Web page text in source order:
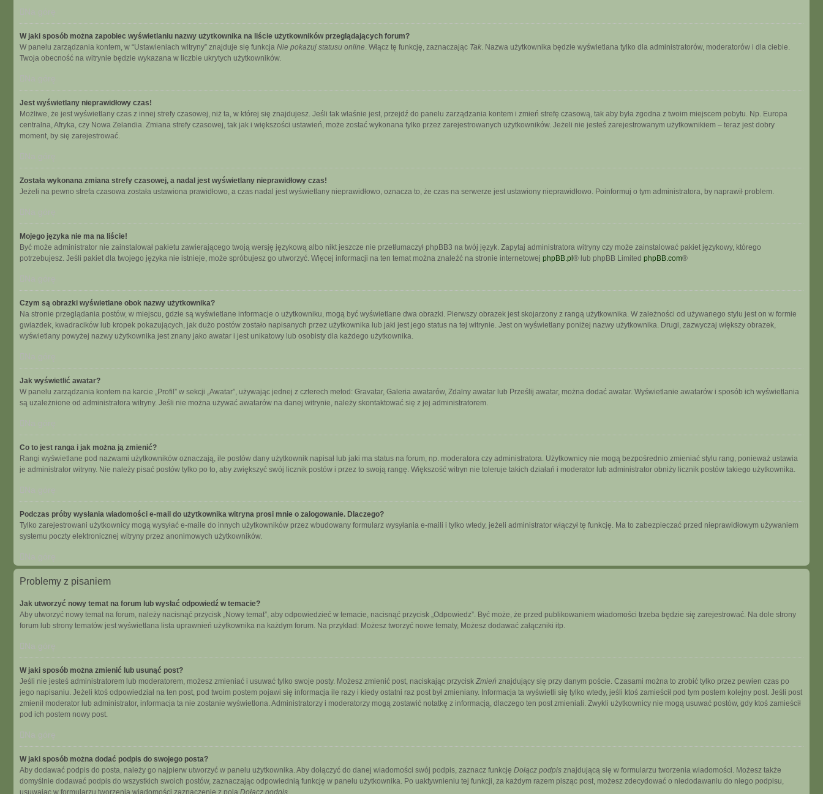
W jaki sposób można zapobiec wyświetlaniu nazwy użytkownika na liście użytkowników przeglądających forum?
W panelu zarządzania kontem, w “Ustawieniach witryny” znajduje się funkcja Nie pokazuj statusu online. Włącz tę funkcję, zaznaczając Tak. Nazwa użytkownika będzie wyświetlana tylko dla administratorów, moderatorów i dla ciebie.
Twoja obecność na witrynie będzie wykazana w liczbie ukrytych użytkowników.
Jest wyświetlany nieprawidłowy czas!
Możliwe, że jest wyświetlany czas z innej strefy czasowej, niż ta, w której się znajdujesz. Jeśli tak właśnie jest, przejdź do panelu zarządzania kontem i zmień strefę czasową, tak aby była zgodna z twoim miejscem pobytu. Np. Europa
centralna, Afryka, czy Nowa Zelandia. Zmiana strefy czasowej, tak jak i większości ustawień, może zostać wykonana tylko przez zarejestrowanych użytkowników. Jeżeli nie jesteś zarejestrowanym użytkownikiem – teraz jest dobry
moment, by się zarejestrować.
Została wykonana zmiana strefy czasowej, a nadal jest wyświetlany nieprawidłowy czas!
Jeżeli na pewno strefa czasowa została ustawiona prawidłowo, a czas nadal jest wyświetlany nieprawidłowo, oznacza to, że czas na serwerze jest ustawiony nieprawidłowo. Poinformuj o tym administratora, by naprawił problem.
Mojego języka nie ma na liście!
Być może administrator nie zainstalował pakietu zawierającego twoją wersję językową albo nikt jeszcze nie przetłumaczył phpBB3 na twój język. Zapytaj administratora witryny czy może zainstalować pakiet językowy, którego
potrzebujesz. Jeśli pakiet dla twojego języka nie istnieje, może spróbujesz go utworzyć. Więcej informacji na ten temat można znaleźć na stronie internetowej phpBB.pl ® lub phpBB Limited phpBB.com®
Czym są obrazki wyświetlane obok nazwy użytkownika?
Na stronie przeglądania postów, w miejscu, gdzie są wyświetlane informacje o użytkowniku, mogą być wyświetlane dwa obrazki. Pierwszy obrazek jest skojarzony z rangą użytkownika. W zależności od używanego stylu jest on w formie
gwiazdek, kwadracików lub kropek pokazujących, jak dużo postów zostało napisanych przez użytkownika lub jaki jest jego status na tej witrynie. Jest on wyświetlany poniżej nazwy użytkownika. Drugi, zazwyczaj większy obrazek,
wyświetlany powyżej nazwy użytkownika jest znany jako awatar i jest unikatowy lub osobisty dla każdego użytkownika.
Jak wyświetlić awatar?
W panelu zarządzania kontem na karcie „Profil” w sekcji „Awatar”, używając jednej z czterech metod: Gravatar, Galeria awatarów, Zdalny awatar lub Prześlij awatar, można dodać awatar. Wyświetlanie awatarów i sposób ich wyświetlania
są uzależnione od administratora witryny. Jeśli nie można używać awatarów na danej witrynie, należy skontaktować się z jej administratorem.
Co to jest ranga i jak można ją zmienić?
Rangi wyświetlane pod nazwami użytkowników oznaczają, ile postów dany użytkownik napisał lub jaki ma status na forum, np. moderatora czy administratora. Użytkownicy nie mogą bezpośrednio zmieniać stylu rang, ponieważ ustawia
je administrator witryny. Nie należy pisać postów tylko po to, aby zwiększyć swój licznik postów i przez to swoją rangę. Większość witryn nie toleruje takich działań i moderator lub administrator obniży licznik postów takiego użytkownika.
Podczas próby wysłania wiadomości e-mail do użytkownika witryna prosi mnie o zalogowanie. Dlaczego?
Tylko zarejestrowani użytkownicy mogą wysyłać e-maile do innych użytkowników przez wbudowany formularz wysyłania e-maili i tylko wtedy, jeżeli administrator włączył tę funkcję. Ma to zabezpieczać przed nieprawidłowym używaniem
systemu poczty elektronicznej witryny przez anonimowych użytkowników.
Problemy z pisaniem
Jak utworzyć nowy temat na forum lub wysłać odpowiedź w temacie?
Aby utworzyć nowy temat na forum, należy nacisnąć przycisk „Nowy temat”, aby odpowiedzieć w temacie, nacisnąć przycisk „Odpowiedz”. Być może, że przed publikowaniem wiadomości trzeba będzie się zarejestrować. Na dole strony
forum lub strony tematów jest wyświetlana lista uprawnień użytkownika na każdym forum. Na przykład: Możesz tworzyć nowe tematy, Możesz dodawać załączniki itp.
Na górę
W jaki sposób można zmienić lub usunąć post?
Jeśli nie jesteś administratorem lub moderatorem, możesz zmieniać i usuwać tylko swoje posty. Możesz zmienić post, naciskając przycisk Zmień znajdujący się przy danym poście. Czasami można to zrobić tylko przez pewien czas po
jego napisaniu. Jeżeli ktoś odpowiedział na ten post, pod twoim postem pojawi się informacja ile razy i kiedy ostatni raz post był zmieniany. Informacja ta wyświetli się tylko wtedy, jeśli ktoś zamieścił pod tym postem kolejny post. Jeśli post
zmienił moderator lub administrator, informacja ta nie zostanie wyświetlona. Administratorzy i moderatorzy mogą zostawić notatkę z informacją, dlaczego ten post zmieniali. Zwykli użytkownicy nie mogą usuwać postów, gdy ktoś zamieścił
pod ich postem nowy post.
Na górę
W jaki sposób można dodać podpis do swojego posta?
Aby dodawać podpis do posta, należy go najpierw utworzyć w panelu użytkownika. Aby dołączyć do danej wiadomości swój podpis, zaznacz funkcję Dołącz podpis znajdującą się w formularzu tworzenia wiadomości. Możesz także
domyślnie dodawać podpis do wszystkich swoich postów, zaznaczając odpowiednią funkcję w panelu użytkownika. Po uaktywnieniu tej funkcji, za każdym razem pisząc post, możesz zdecydować o niedodawaniu do niego podpisu,
usuwając w formularzu tworzenia wiadomości zaznaczenie z pola Dołącz podpis